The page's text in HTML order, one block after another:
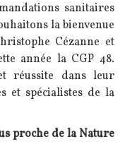
sanitaires
la bienvenue
Cézanne et
année la CGP 48.
réussite dans leur
et spécialistes de la
proche de la Nature